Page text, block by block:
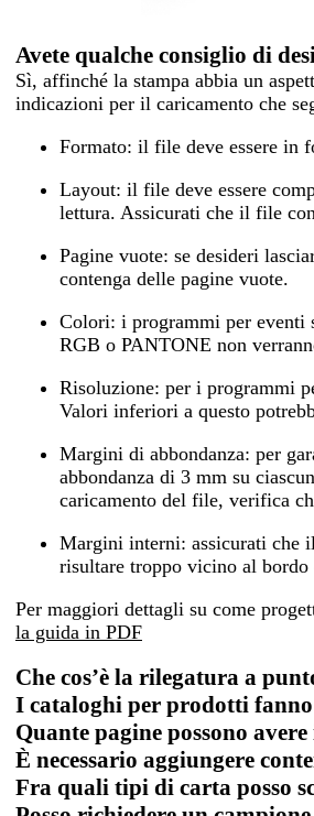
Avete qualche consiglio di
Sì, affinché la stampa abbia un
indicazioni per il caricamento che
Formato: il file deve essere in
Layout: il file deve essere
lettura. Assicurati che il file
Pagine vuote: se desideri
contenga delle pagine vuote.
Colori: i programmi per
RGB o PANTONE non
Risoluzione: per i programmi
Valori inferiori a questo
Margini di abbondanza: per
abbondanza di 3 mm su
caricamento del file, verifica
Margini interni: assicurati che
risultare troppo vicino al
Per maggiori dettagli su come
la guida in PDF
Che cos’è la rilegatura a
I cataloghi per prodotti fanno
Quante pagine possono
È necessario aggiungere
Fra quali tipi di carta posso